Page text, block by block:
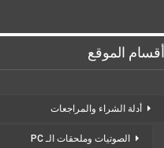
أقسام الموقع
أدلة الشراء والمراجعات
الصوتيات وملحقات الـ PC